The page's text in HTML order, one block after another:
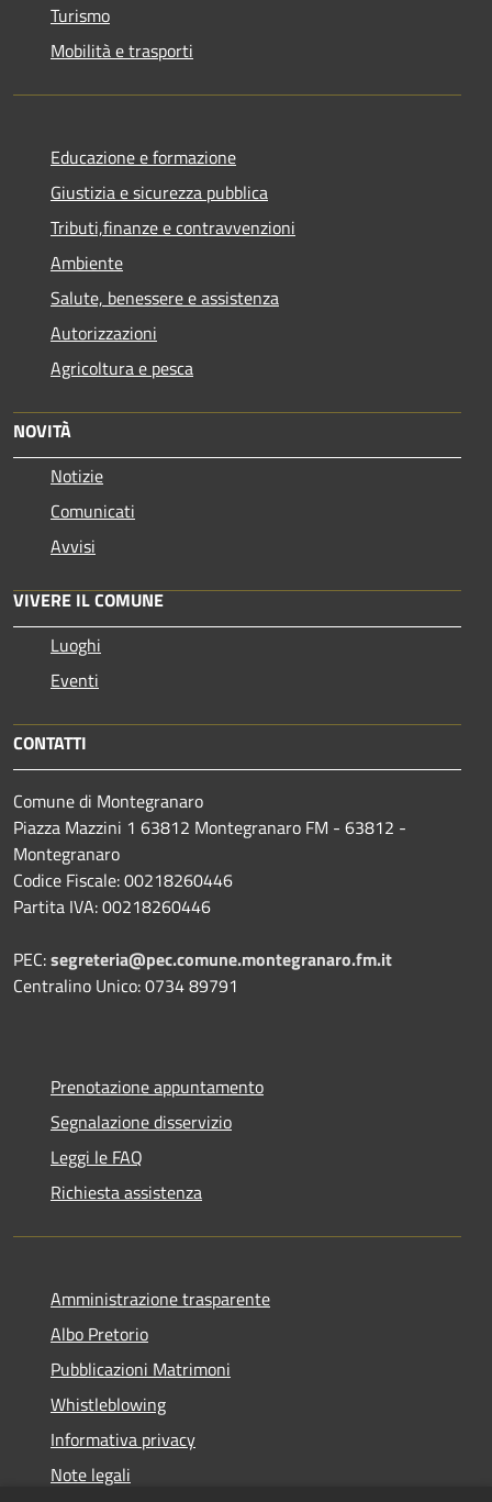
Turismo
Mobilità e trasporti
Educazione e formazione
Giustizia e sicurezza pubblica
Tributi,finanze e contravvenzioni
Ambiente
Salute, benessere e assistenza
Autorizzazioni
Agricoltura e pesca
NOVITÀ
Notizie
Comunicati
Avvisi
VIVERE IL COMUNE
Luoghi
Eventi
CONTATTI
Comune di Montegranaro
Piazza Mazzini 1 63812 Montegranaro FM - 63812 -
Montegranaro
Codice Fiscale: 00218260446
Partita IVA: 00218260446
PEC:segreteria@pec.comune.montegranaro.fm.it
Centralino Unico: 0734 89791
Prenotazione appuntamento
Segnalazione disservizio
Leggi le FAQ
Richiesta assistenza
Amministrazione trasparente
Albo Pretorio
Pubblicazioni Matrimoni
Whistleblowing
Informativa privacy
Note legali